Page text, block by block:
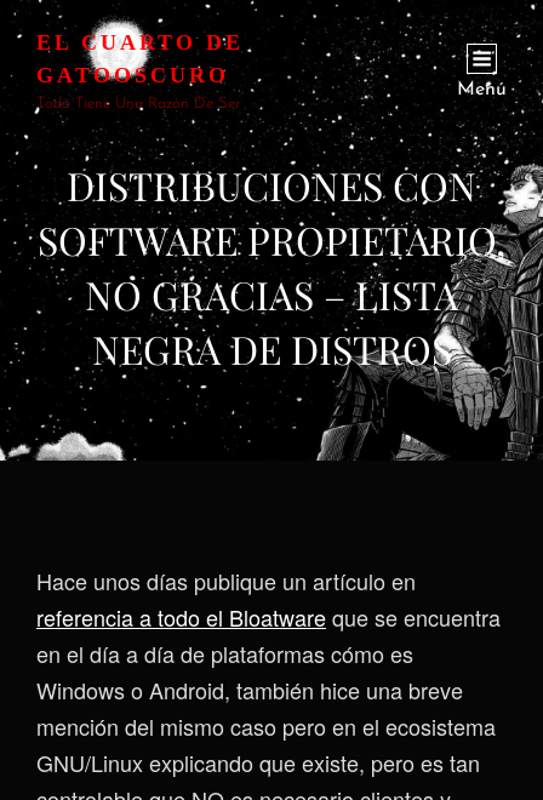
EL CUARTO DE
GATOOSCURO
Todo Tiene Una Razón De Ser
Menú
DISTRIBUCIONES CON
SOFTWARE PROPIETARIO,
NO GRACIAS – LISTA
NEGRA DE DISTROS
Hace unos días publique un artículo en
referencia a todo el Bloatwareque se encuentra
en el día a día de plataformas cómo es
Windows o Android, también hice una breve
mención del mismo caso pero en el ecosistema
GNU/Linux explicando que existe, pero es tan